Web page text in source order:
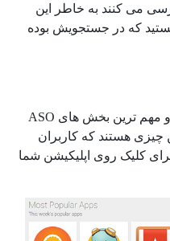
می کنند به خاطر این
که در جستجویش بوده
درحالی که عنوان و توصیف، هر دو مهم ترین بخش های ASO
چیزی هستند که کاربران
کلیک روی اپلیکیشن شما